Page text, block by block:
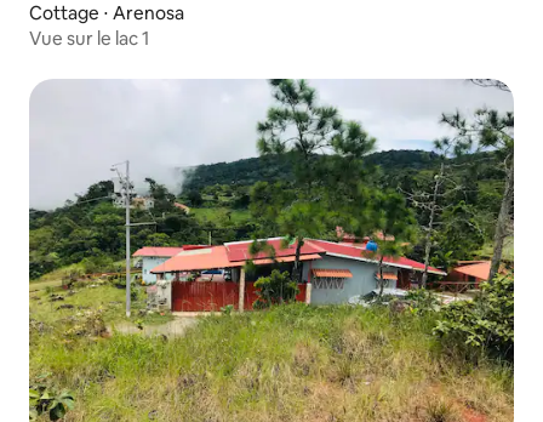
Cottage ⋅ Arenosa
Vue sur le lac 1